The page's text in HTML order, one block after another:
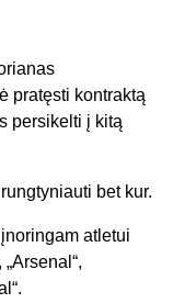
pratęsti kontraktą
persikelti į kitą
bet kur.
atletui